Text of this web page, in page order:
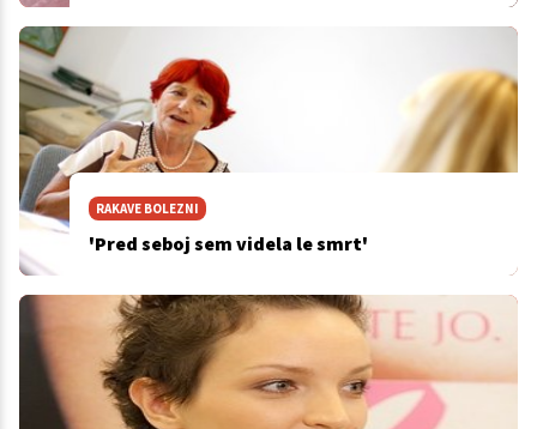
RAKAVE BOLEZNI
'Pred seboj sem videla le smrt'